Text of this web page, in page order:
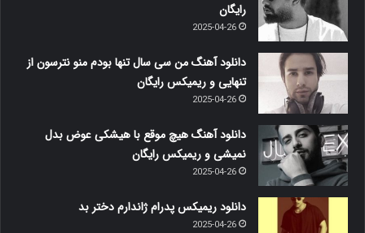
رایگان
2025-04-26
دانلود آهنگ من سی سال تنها بودم منو نترسون از
تنهایی و ریمیکس رایگان
2025-04-26
دانلود آهنگ هیچ موقع با هیشکی عوض بدل
نمیشی و ریمیکس رایگان
2025-04-26
دانلود ریمیکس پدرام ژاندارم دختر بد
2025-04-26